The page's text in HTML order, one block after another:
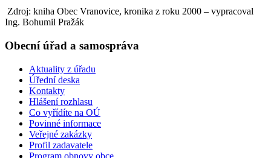
Zdroj: kniha Obec Vranovice, kronika z roku 2000 – vypracoval
Ing. Bohumil Pražák
Obecní úřad a samospráva
Aktuality z úřadu
Úřední deska
Kontakty
Hlášení rozhlasu
Co vyřídíte na OÚ
Povinné informace
Veřejné zakázky
Profil zadavatele
Program obnovy obce